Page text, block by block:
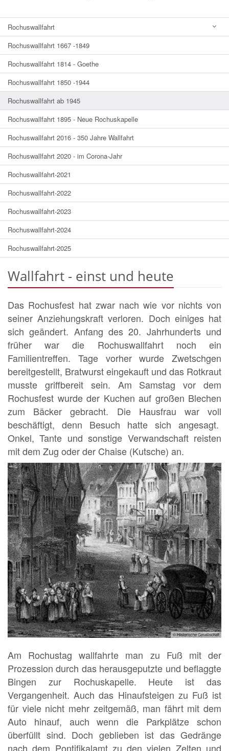
Rochuswallfahrt
Rochuswallfahrt 1667 -1849
Rochuswallfahrt 1814 - Goethe
Rochuswallfahrt 1850 -1944
Rochuswallfahrt ab 1945
Rochuswallfahrt 1895 - Neue Rochuskapelle
Rochuswallfahrt 2016 - 350 Jahre Wallfahrt
Rochuswallfahrt 2020 - im Corona-Jahr
Rochuswallfahrt-2021
Rochuswallfahrt-2022
Rochuswallfahrt-2023
Rochuswallfahrt-2024
Rochuswallfahrt-2025
Wallfahrt - einst und heute
Das Rochusfest hat zwar nach wie vor nichts von
seiner Anziehungskraft verloren. Doch einiges hat
sich geändert. Anfang des 20. Jahrhunderts und
früher war die Rochuswallfahrt noch ein
Familientreffen. Tage vorher wurde Zwetschgen
bereitgestellt, Bratwurst eingekauft und das Rotkraut
musste griffbereit sein. Am Samstag vor dem
Rochusfest wurde der Kuchen auf großen Blechen
zum Bäcker gebracht. Die Hausfrau war voll
beschäftigt, denn Besuch hatte sich angesagt.
Onkel, Tante und sonstige Verwandschaft reisten
mit dem Zug oder der Chaise (Kutsche) an.
© Historische Gesellschaft
Am Rochustag wallfahrte man zu Fuß mit der
Prozession durch das herausgeputzte und beflaggte
Bingen zur Rochuskapelle. Heute ist das
Vergangenheit. Auch das Hinaufsteigen zu Fuß ist
für viele nicht mehr zeitgemäß, man fährt mit dem
Auto hinauf, auch wenn die Parkplätze schon
überfüllt sind. Doch geblieben ist das Gedränge
nach dem Pontifikalamt zu den vielen Zelten und